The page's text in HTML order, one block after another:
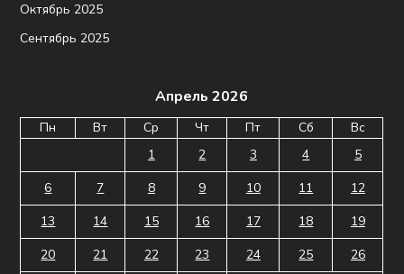
Октябрь 2025
Сентябрь 2025
Апрель 2026
Пн Вт Ср Чт Пт Сб
Вс
1
2 3 4
5
6
7 8 9 10 11
12
13
14 15 16 17 18
19
20
21 22 23 24 25 26